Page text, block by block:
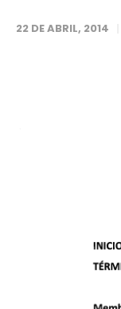
22 DE ABRIL, 2014